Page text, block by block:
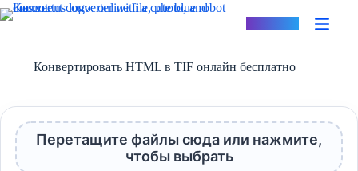
Перейти
к
Конвертировать HTML в TIF онлайн бесплатно
Перетащите файлы сюда или нажмите,
чтобы выбрать